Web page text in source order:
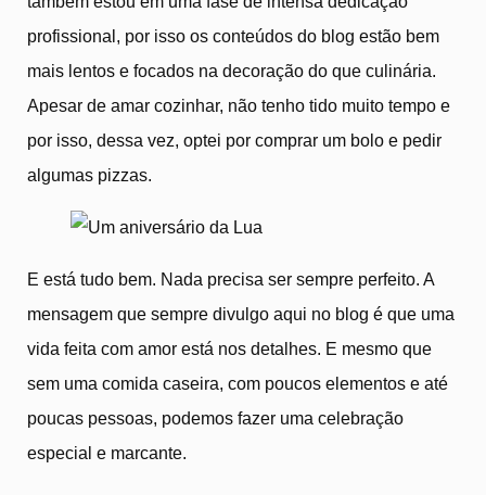
profissional, por isso os conteúdos do blog estão bem
mais lentos e focados na decoração do que culinária.
Apesar de amar cozinhar, não tenho tido muito tempo e
por isso, dessa vez, optei por comprar um bolo e pedir
algumas pizzas.
E está tudo bem. Nada precisa ser sempre perfeito. A
mensagem que sempre divulgo aqui no blog é que uma
vida feita com amor está nos detalhes. E mesmo que
sem uma comida caseira, com poucos elementos e até
poucas pessoas, podemos fazer uma celebração
especial e marcante.